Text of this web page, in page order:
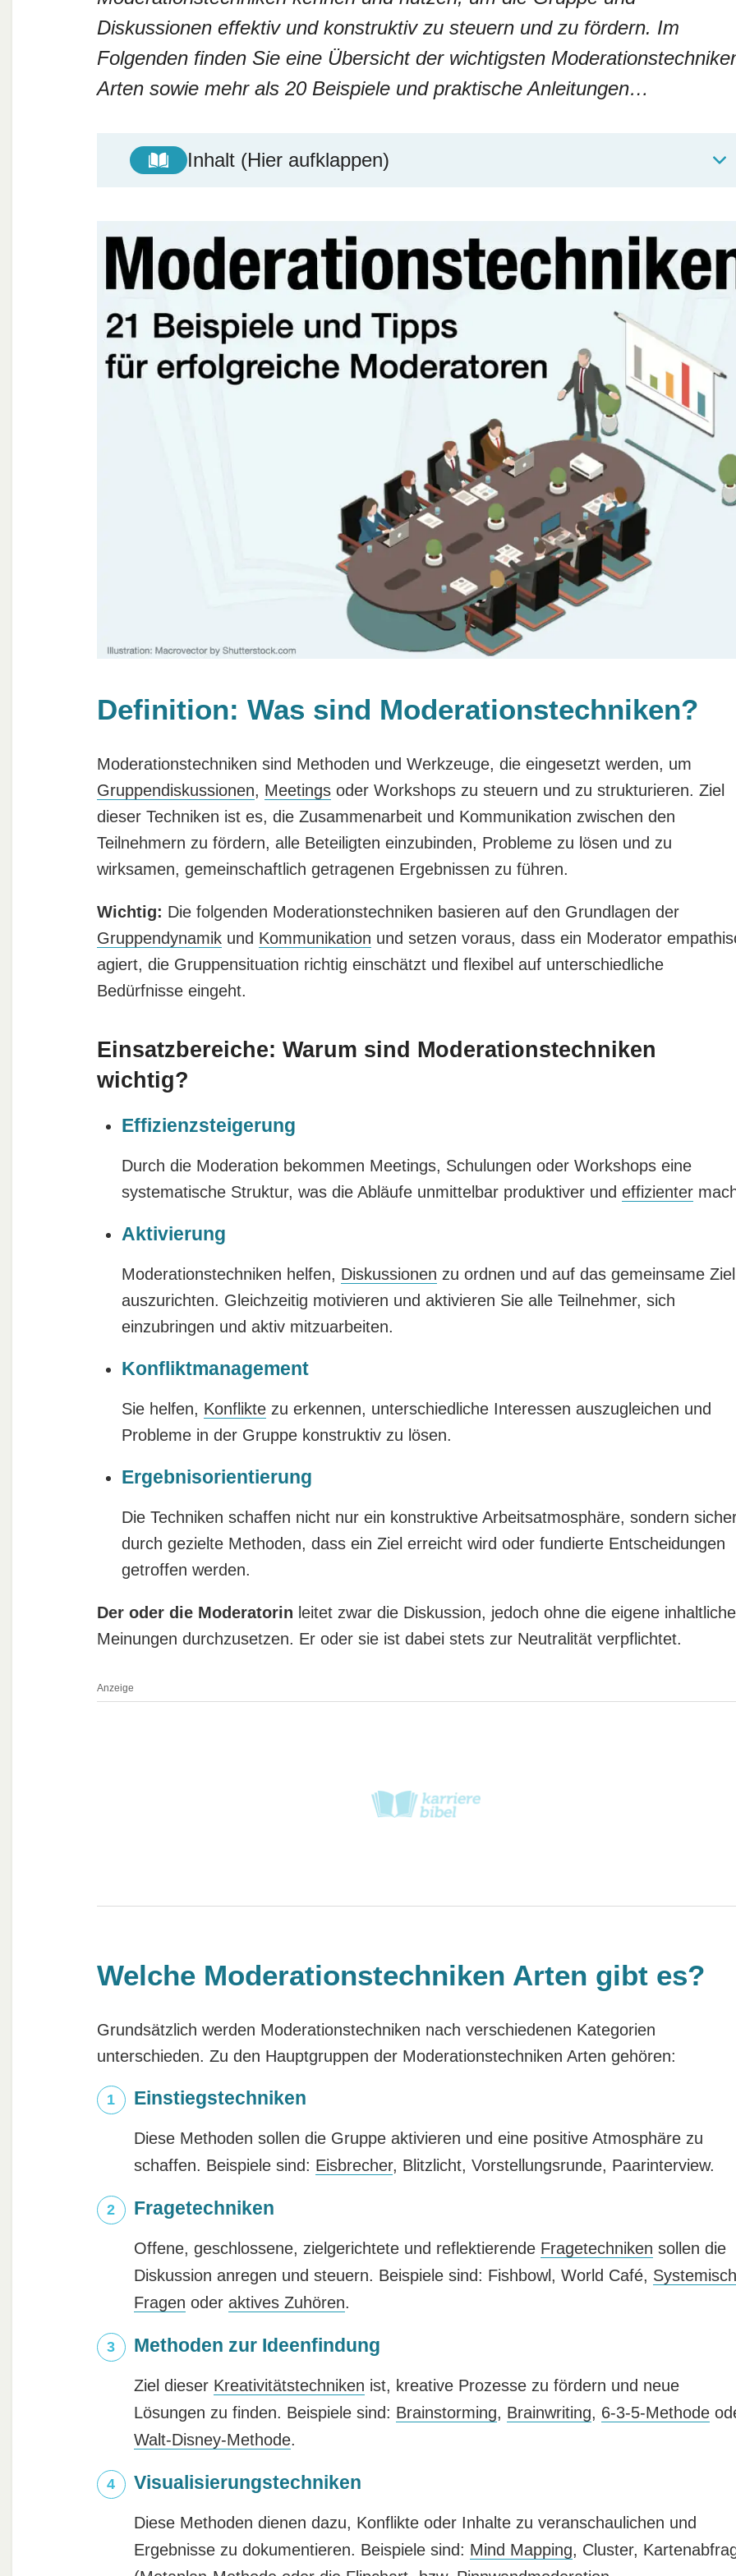
Diskussionen effektiv und konstruktiv zu steuern und zu fördern. Im
Folgenden finden Sie eine Übersicht der wichtigsten
Arten sowie mehr als 20 Beispiele und praktische Anleitungen…
Inhalt (Hier aufklappen)
Definition: Was sind Moderationstechniken?
Moderationstechniken sind Methoden und Werkzeuge, die eingesetzt werden, um
Gruppendiskussionen, Meetingsoder Workshops zu steuern und zu strukturieren. Ziel
dieser Techniken ist es, die Zusammenarbeit und Kommunikation zwischen den
Teilnehmern zu fördern, alle Beteiligten einzubinden, Probleme zu lösen und zu
wirksamen, gemeinschaftlich getragenen Ergebnissen zu führen.
Wichtig: Die folgenden Moderationstechniken basieren auf den Grundlagen der
Gruppendynamikund Kommunikation und setzen voraus, dass ein Moderator
agiert, die Gruppensituation richtig einschätzt und flexibel auf unterschiedliche
Bedürfnisse eingeht.
Einsatzbereiche: Warum sind Moderationstechniken
wichtig?
Effizienzsteigerung
Durch die Moderation bekommen Meetings, Schulungen oder Workshops eine
systematische Struktur, was die Abläufe unmittelbar produktiver und effizienter
Aktivierung
Moderationstechniken helfen, Diskussionen zu ordnen und auf das gemeinsame Ziel
auszurichten. Gleichzeitig motivieren und aktivieren Sie alle Teilnehmer, sich
einzubringen und aktiv mitzuarbeiten.
Konfliktmanagement
Sie helfen, Konfliktezu erkennen, unterschiedliche Interessen auszugleichen und
Probleme in der Gruppe konstruktiv zu lösen.
Ergebnisorientierung
Die Techniken schaffen nicht nur ein konstruktive Arbeitsatmosphäre, sondern
durch gezielte Methoden, dass ein Ziel erreicht wird oder fundierte Entscheidungen
getroffen werden.
Der oder die Moderatorin leitet zwar die Diskussion, jedoch ohne die eigene inhaltliche
Meinungen durchzusetzen. Er oder sie ist dabei stets zur Neutralität verpflichtet.
Anzeige
Welche Moderationstechniken Arten gibt es?
Grundsätzlich werden Moderationstechniken nach verschiedenen Kategorien
unterschieden. Zu den Hauptgruppen der Moderationstechniken Arten gehören:
Einstiegstechniken
Diese Methoden sollen die Gruppe aktivieren und eine positive Atmosphäre zu
schaffen. Beispiele sind: Eisbrecher, Blitzlicht, Vorstellungsrunde, Paarinterview.
Fragetechniken
Offene, geschlossene, zielgerichtete und reflektierende Fragetechniken sollen die
Diskussion anregen und steuern. Beispiele sind: Fishbowl, World Café,
Fragen oder aktives Zuhören.
Methoden zur Ideenfindung
Ziel dieser Kreativitätstechniken ist, kreative Prozesse zu fördern und neue
Lösungen zu finden. Beispiele sind: Brainstorming, Brainwriting, 6-3-5-Methode
Walt-Disney-Methode.
Visualisierungstechniken
Diese Methoden dienen dazu, Konflikte oder Inhalte zu veranschaulichen und
Ergebnisse zu dokumentieren. Beispiele sind: Mind Mapping, Cluster,